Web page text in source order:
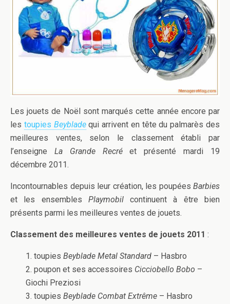
Les jouets de Noël sont marqués cette année encore par
les toupies Beybladequi arrivent en tête du palmarès des
meilleures ventes, selon le classement établi par
l’enseigne La Grande Recréet présenté mardi 19
décembre 2011.
Incontournables depuis leur création, les poupées Barbies
et les ensembles Playmobilcontinuent à être bien
présents parmi les meilleures ventes de jouets.
Classement des meilleures ventes de jouets 2011 :
1. toupies Beyblade Metal Standard – Hasbro
2. poupon et ses accessoires Cicciobello Bobo –
Giochi Preziosi
3. toupies Beyblade Combat Extrême – Hasbro